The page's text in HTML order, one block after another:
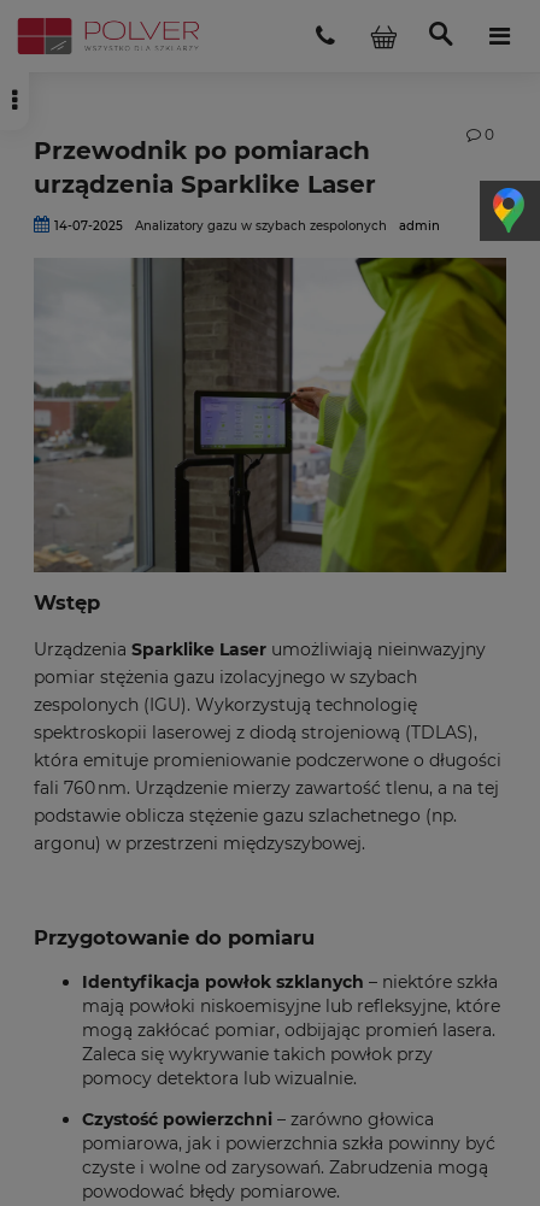
Przewodnik po pomiarach
urządzenia Sparklike Laser
0
14-07-2025 Analizatory gazu w szybach zespolonych admin
Wstęp
Urządzenia Sparklike Laser umożliwiają nieinwazyjny
pomiar stężenia gazu izolacyjnego w szybach
zespolonych (IGU). Wykorzystują technologię
spektroskopii laserowej z diodą strojeniową (TDLAS),
która emituje promieniowanie podczerwone o długości
fali 760 nm. Urządzenie mierzy zawartość tlenu, a na tej
podstawie oblicza stężenie gazu szlachetnego (np.
argonu) w przestrzeni międzyszybowej.
Przygotowanie do pomiaru
Identyfikacja powłok szklanych – niektóre szkła
mają powłoki niskoemisyjne lub refleksyjne, które
mogą zakłócać pomiar, odbijając promień lasera.
Zaleca się wykrywanie takich powłok przy
pomocy detektora lub wizualnie.
Czystość powierzchni – zarówno głowica
pomiarowa, jak i powierzchnia szkła powinny być
czyste i wolne od zarysowań. Zabrudzenia mogą
powodować błędy pomiarowe.